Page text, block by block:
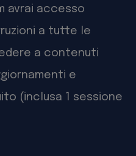
avrai accesso
a tutte le
a contenuti
e
(inclusa 1 sessione